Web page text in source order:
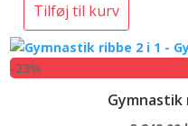
Tilføj til kurv
-23%
Gymnastik